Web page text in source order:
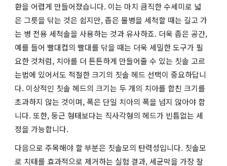
환을 어렵게 만들어졌습니다. 이는 마치 큼직한 수세미로 넓
은 그릇을 닦는 것은 쉽지만, 좁은 물병을 세척할 때는 길고 가
는 병 전용 세척솔을 사용하는 것과 유사하죠. 더욱 좁은 공간,
예를 들어 빨대컵의 빨대를 닦을 때는 더욱 세밀한 도구가 필
요한 것처럼, 치아를 더 튼튼하게 만들어줄 수 있는 칫솔 고르
는법에 있어서도 적절한 크기의 칫솔 헤드 선택이 중요하답니
다. 이상적인 칫솔 헤드의 크기는 두 개의 치아를 합친 크기를
초과하지 않는 것이며, 폭은 단일 치아의 폭을 넘지 않아야 합
니다. 또한, 둥근 형태보다는 직사각형의 헤드가 빈틈없는 세
정을 가능합니다.
다음으로 주목해야 할 부분은 칫솔모의 탄력성입니다. 칫솔모
로 치태를 효과적으로 제거하는 실험 결과, 세균막을 가장 잘